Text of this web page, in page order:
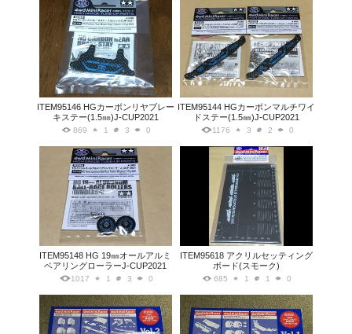
ITEM95146 HGカーボンリヤブレー
キステー(1.5㎜)J-CUP2021
869 1 3 0
ITEM95144 HGカーボンマルチワイ
ドステー(1.5㎜)J-CUP2021
1176 3 2 0
ITEM95148 HG 19㎜オールアルミ
ベアリングローラーJ-CUP2021
1017 1 3 0
ITEM95618 アクリルセッティング
ボード(スモーク)
685 1 1 0